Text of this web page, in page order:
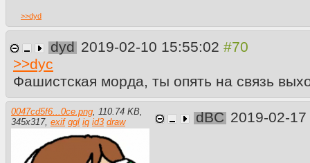
>>dyd
dyd 2019-02-10 15:55:02
>>dyc
Фашистская морда, ты опять на связь
0047cd5f6...0ce.png, 110.74 KB,
345x317, exif ggl iq id3 draw dBC 2019-02-